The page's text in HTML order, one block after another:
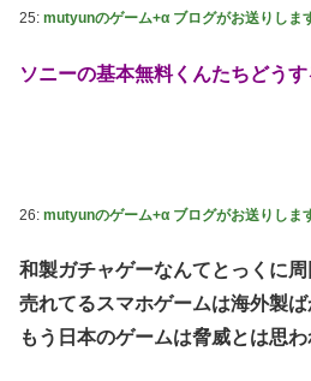
25: mutyunのゲーム+α ブログがお送りしま
ソニーの基本無料くんたちどうす
26: mutyunのゲーム+α ブログがお送りしま
和製ガチャゲーなんてとっくに
売れてるスマホゲームは海外製ば
もう日本のゲームは脅威とは思